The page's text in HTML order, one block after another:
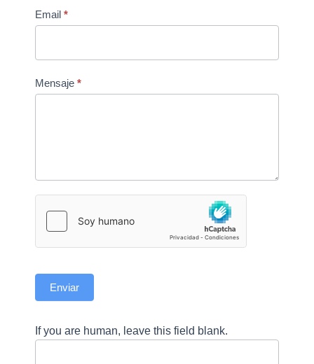
Email *
Mensaje *
Enviar
If you are human, leave this field blank.